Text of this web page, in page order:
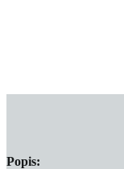
Popis: